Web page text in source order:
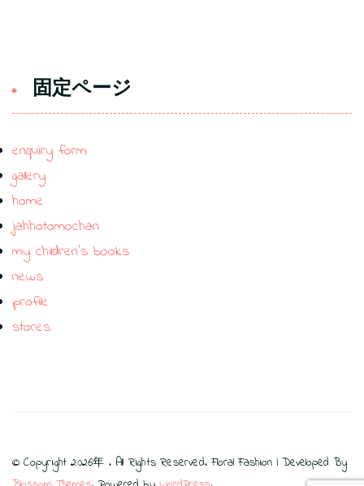
固定ページ
enquiry form
gallery
home
jahhotomochan
my children’s books
news
profile
stores
© Copyright 2026年 . All Rights Reserved.Floral Fashion | Developed By